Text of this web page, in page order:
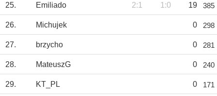
25. Emiliado 2:1 1:0 19 385
26. Michujek 0 298
27. brzycho 0 281
28. MateuszG 0 240
29. KT_PL 0 171